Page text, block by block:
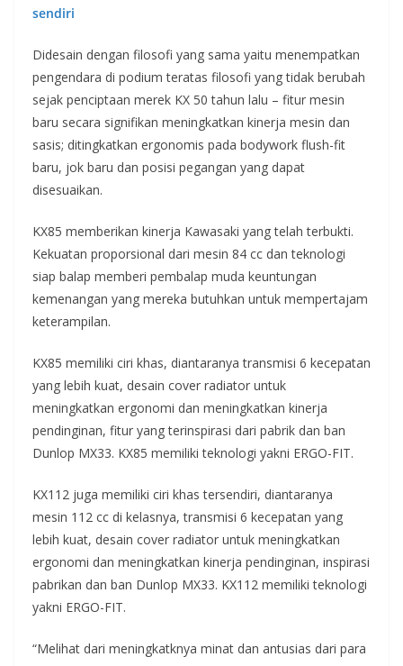
sendiri
Didesain dengan filosofi yang sama yaitu menempatkan
pengendara di podium teratas filosofi yang tidak berubah
sejak penciptaan merek KX 50 tahun lalu – fitur mesin
baru secara signifikan meningkatkan kinerja mesin dan
sasis; ditingkatkan ergonomis pada bodywork flush-fit
baru, jok baru dan posisi pegangan yang dapat
disesuaikan.
KX85 memberikan kinerja Kawasaki yang telah terbukti.
Kekuatan proporsional dari mesin 84 cc dan teknologi
siap balap memberi pembalap muda keuntungan
kemenangan yang mereka butuhkan untuk mempertajam
keterampilan.
KX85 memiliki ciri khas, diantaranya transmisi 6 kecepatan
yang lebih kuat, desain cover radiator untuk
meningkatkan ergonomi dan meningkatkan kinerja
pendinginan, fitur yang terinspirasi dari pabrik dan ban
Dunlop MX33. KX85 memiliki teknologi yakni ERGO-FIT.
KX112 juga memiliki ciri khas tersendiri, diantaranya
mesin 112 cc di kelasnya, transmisi 6 kecepatan yang
lebih kuat, desain cover radiator untuk meningkatkan
ergonomi dan meningkatkan kinerja pendinginan, inspirasi
pabrikan dan ban Dunlop MX33. KX112 memiliki teknologi
yakni ERGO-FIT.
“Melihat dari meningkatknya minat dan antusias dari para